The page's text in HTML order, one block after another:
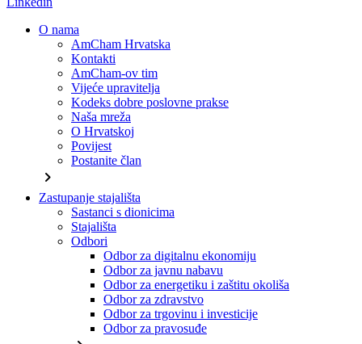
O nama
AmCham Hrvatska
Kontakti
AmCham-ov tim
Vijeće upravitelja
Kodeks dobre poslovne prakse
Naša mreža
O Hrvatskoj
Povijest
Postanite član
chevron_right
Zastupanje stajališta
Sastanci s dionicima
Stajališta
Odbori
Odbor za digitalnu ekonomiju
Odbor za javnu nabavu
Odbor za energetiku i zaštitu okoliša
Odbor za zdravstvo
Odbor za trgovinu i investicije
Odbor za pravosuđe